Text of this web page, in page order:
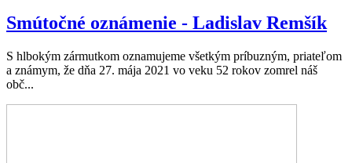
Smútočné oznámenie - Ladislav Remšík
S hlbokým zármutkom oznamujeme všetkým príbuzným, priateľom
a známym, že dňa 27. mája 2021 vo veku 52 rokov zomrel náš
obč...